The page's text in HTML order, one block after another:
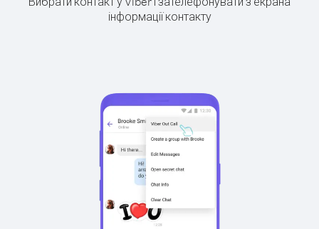
інформації контакту